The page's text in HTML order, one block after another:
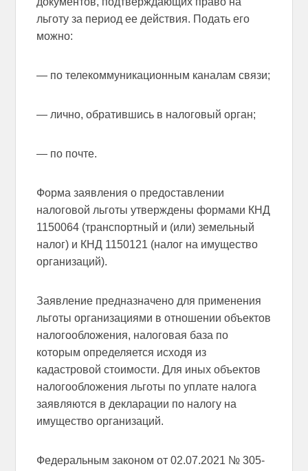
льготу за период ее действия. Подать его
можно:
— по телекоммуникационным каналам связи;
— лично, обратившись в налоговый орган;
— по почте.
Форма заявления о предоставлении
налоговой льготы утверждены формами КНД
1150064 (транспортный и (или) земельный
налог) и КНД 1150121 (налог на имущество
организаций).
Заявление предназначено для применения
льготы организациями в отношении объектов
налогообложения, налоговая база по
которым определяется исходя из
кадастровой стоимости. Для иных объектов
налогообложения льготы по уплате налога
заявляются в декларации по налогу на
имущество организаций.
Федеральным законом от 02.07.2021 № 305-